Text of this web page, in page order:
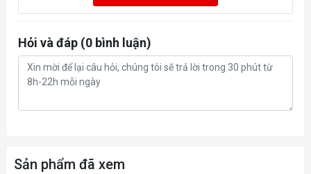
Hỏi và đáp (0 bình luận)
Sản phẩm đã xem